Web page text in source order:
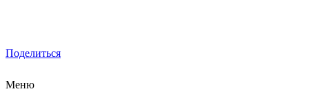
Поделиться
Меню